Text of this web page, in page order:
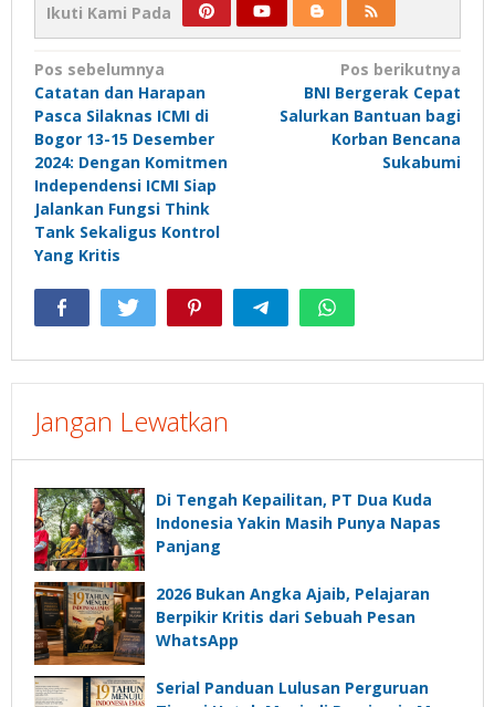
Ikuti Kami Pada
Navigasi
pos
Pos sebelumnya
Catatan dan Harapan
Pasca Silaknas ICMI di
Bogor 13-15 Desember
2024: Dengan Komitmen
Independensi ICMI Siap
Jalankan Fungsi Think
Tank Sekaligus Kontrol
Yang Kritis
Pos berikutnya
BNI Bergerak Cepat
Salurkan Bantuan bagi
Korban Bencana
Sukabumi
Jangan Lewatkan
Di Tengah Kepailitan, PT Dua Kuda
Indonesia Yakin Masih Punya Napas
Panjang
2026 Bukan Angka Ajaib, Pelajaran
Berpikir Kritis dari Sebuah Pesan
WhatsApp
Serial Panduan Lulusan Perguruan